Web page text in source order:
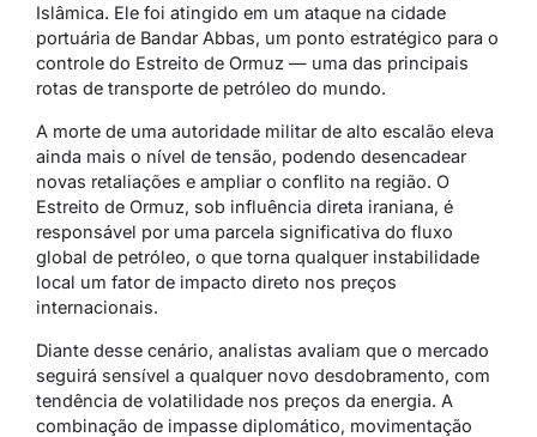
Islâmica. Ele foi atingido em um ataque na cidade
portuária de Bandar Abbas, um ponto estratégico para o
controle do Estreito de Ormuz — uma das principais
rotas de transporte de petróleo do mundo.
A morte de uma autoridade militar de alto escalão eleva
ainda mais o nível de tensão, podendo desencadear
novas retaliações e ampliar o conflito na região. O
Estreito de Ormuz, sob influência direta iraniana, é
responsável por uma parcela significativa do fluxo
global de petróleo, o que torna qualquer instabilidade
local um fator de impacto direto nos preços
internacionais.
Diante desse cenário, analistas avaliam que o mercado
seguirá sensível a qualquer novo desdobramento, com
tendência de volatilidade nos preços da energia. A
combinação de impasse diplomático, movimentação